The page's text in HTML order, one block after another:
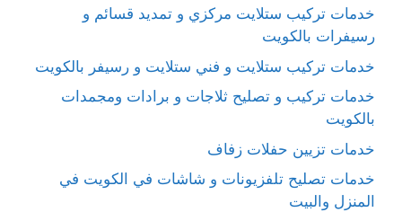
خدمات تركيب ستلايت مركزي و تمديد قسائم و
رسيفرات بالكويت
خدمات تركيب ستلايت و فني ستلايت و رسيفر بالكويت
خدمات تركيب و تصليح ثلاجات و برادات ومجمدات
بالكويت
خدمات تزيين حفلات زفاف
خدمات تصليح تلفزيونات و شاشات في الكويت في
المنزل والبيت